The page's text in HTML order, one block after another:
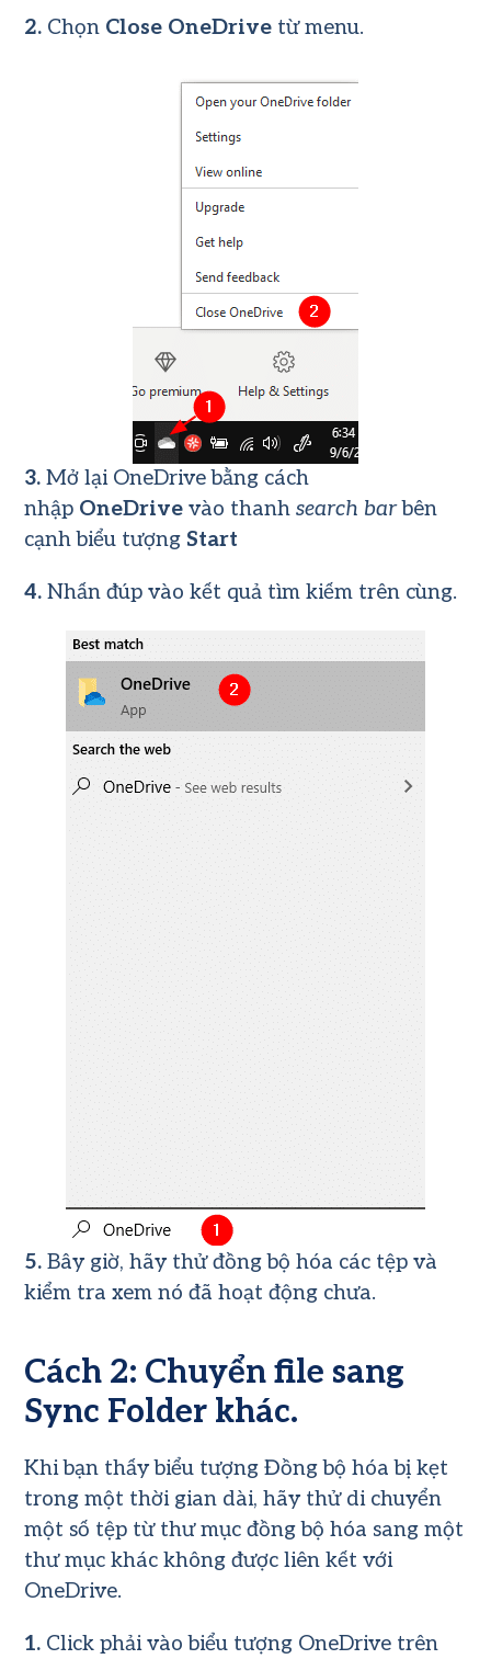
2. Chọn Close OneDrive từ menu.
3.Mở lại OneDrive bằng cách
nhập OneDrivevào thanhsearch barbên
cạnh biểu tượng Start
4. Nhấn đúp vào kết quả tìm kiếm trên cùng.
5. Bây giờ, hãy thử đồng bộ hóa các tệp và
kiểm tra xem nó đã hoạt động chưa.
Cách 2: Chuyển file sang
Sync Folder khác.
Khi bạn thấy biểu tượng Đồng bộ hóa bị kẹt
trong một thời gian dài, hãy thử di chuyển
một số tệp từ thư mục đồng bộ hóa sang một
thư mục khác không được liên kết với
OneDrive.
1. Click phải vào biểu tượng OneDrive trên